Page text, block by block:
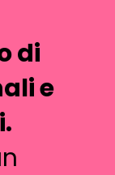
di
e